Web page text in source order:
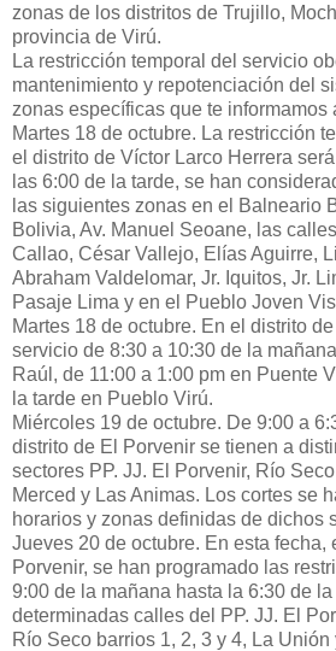
zonas de los distritos de Trujillo,
provincia de Virú.
La restricción temporal del servicio
mantenimiento y repotenciación del
zonas específicas que te informamos
Martes 18 de octubre. La restricción
el distrito de Víctor Larco Herrera
las 6:00 de la tarde, se han
las siguientes zonas en el Balneario
Bolivia, Av. Manuel Seoane, las
Callao, César Vallejo, Elías Aguirre,
Abraham Valdelomar, Jr. Iquitos, Jr.
Pasaje Lima y en el Pueblo Joven
Martes 18 de octubre. En el distrito
servicio de 8:30 a 10:30 de la
Raúl, de 11:00 a 1:00 pm en Puente
la tarde en Pueblo Virú.
Miércoles 19 de octubre. De 9:00 a
distrito de El Porvenir se tienen a
sectores PP. JJ. El Porvenir, Río
Merced y Las Animas. Los cortes se
horarios y zonas definidas de dichos
Jueves 20 de octubre. En esta fecha,
Porvenir, se han programado las
9:00 de la mañana hasta la 6:30 de la
determinadas calles del PP. JJ. El
Río Seco barrios 1, 2, 3 y 4, La Unión